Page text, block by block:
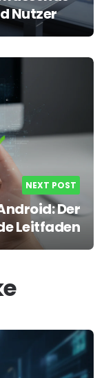
Nutzer
NEXT POST
Der
Leitfaden